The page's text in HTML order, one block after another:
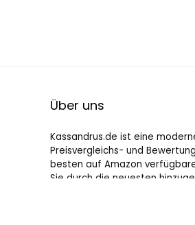
Über uns
Kassandrus.de ist eine
Preisvergleichs- und
besten auf Amazon
Sie durch die neuesten